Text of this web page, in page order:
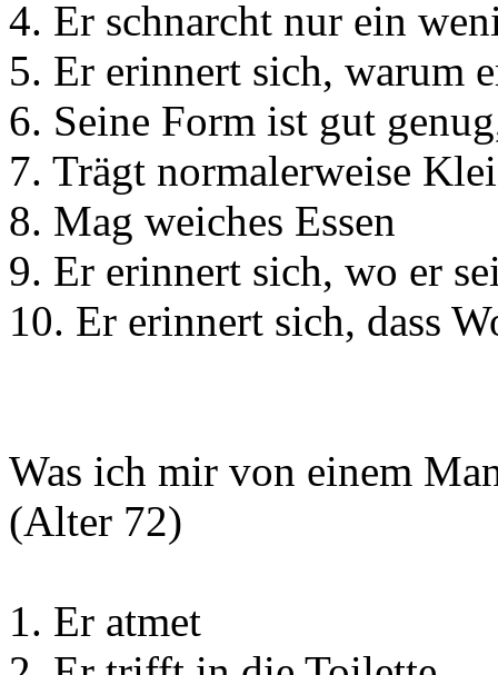
4. Er schnarcht nur ein
5. Er erinnert sich, warum
6. Seine Form ist gut
7. Trägt normalerweise
8. Mag weiches Essen
9. Er erinnert sich, wo er
10. Er erinnert sich, dass
Was ich mir von einem
(Alter 72)
1. Er atmet